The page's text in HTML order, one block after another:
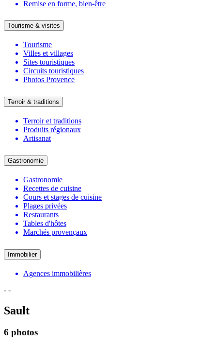
Remise en forme, bien-être
Tourisme & visites
Tourisme
Villes et villages
Sites touristiques
Circuits touristiques
Photos Provence
Terroir & traditions
Terroir et traditions
Produits régionaux
Artisanat
Gastronomie
Gastronomie
Recettes de cuisine
Cours et stages de cuisine
Plages privées
Restaurants
Tables d'hôtes
Marchés provençaux
Immobilier
Agences immobilières
- -
Sault
6 photos